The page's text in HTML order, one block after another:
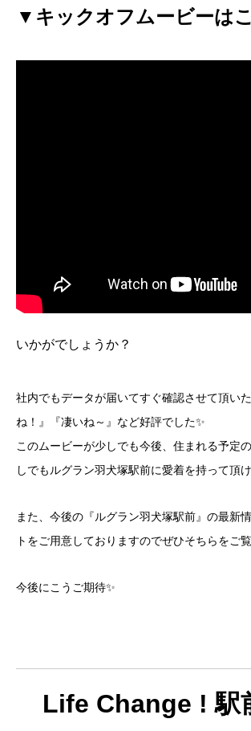
▼キックオフムービーは
いかがでしょうか？
社内でもデータが届いてすぐ確認させて頂い
ね！』『凄いね～』など好評でした✨
このムービーが少しでも今後、住まれる予定
しでもルグラン羽犬塚駅前に愛着を持って頂
また、今後の『ルグラン羽犬塚駅前』の最新
トをご用意しておりますのでぜひそちらをご
今後にこうご期待✨
Life Change ! 駅